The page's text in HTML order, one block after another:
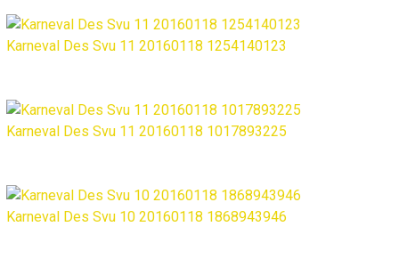
Karneval Des Svu 11 20160118 1254140123
Karneval Des Svu 11 20160118 1017893225
Karneval Des Svu 10 20160118 1868943946